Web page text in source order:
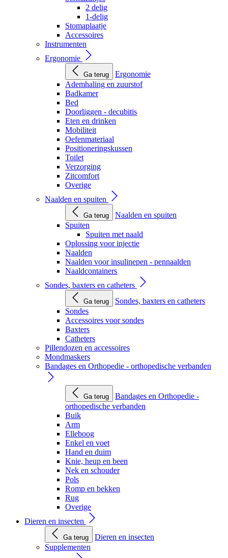
2 delig
1-delig
Stomaplaatje
Accessoires
Instrumenten
Ergonomie
Ga terug
Ergonomie
Ademhaling en zuurstof
Badkamer
Bed
Doorliggen - decubitis
Eten en drinken
Mobiliteit
Oefenmateriaal
Positioneringskussen
Toilet
Verzorging
Zitcomfort
Overige
Naalden en spuiten
Ga terug
Naalden en spuiten
Spuiten
Spuiten met naald
Oplossing voor injectie
Naalden
Naalden voor insulinepen - pennaalden
Naaldcontainers
Sondes, baxters en catheters
Ga terug
Sondes, baxters en catheters
Sondes
Accessoires voor sondes
Baxters
Catheters
Pillendozen en accessoires
Mondmaskers
Bandages en Orthopedie - orthopedische verbanden
Ga terug
Bandages en Orthopedie -
orthopedische verbanden
Buik
Arm
Elleboog
Enkel en voet
Hand en duim
Knie, heup en been
Nek en schouder
Pols
Romp en bekken
Rug
Overige
Dieren en insecten
Ga terug
Dieren en insecten
Supplementen